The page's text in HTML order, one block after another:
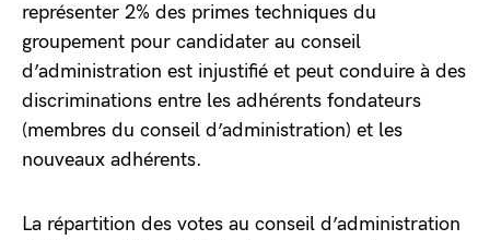
représenter 2% des primes techniques du
groupement pour candidater au conseil
d’administration est injustifié et peut conduire à des
discriminations entre les adhérents fondateurs
(membres du conseil d’administration) et les
nouveaux adhérents.
La répartition des votes au conseil d’administration